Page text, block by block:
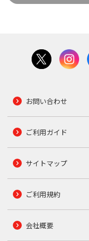
お問い合わせ
ご利用ガイド
サイトマップ
ご利用規約
会社概要